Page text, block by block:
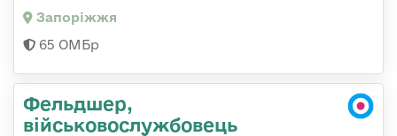
Запоріжжя
65 ОМБр
Фельдшер,
військовослужбовець